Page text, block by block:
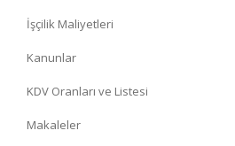
İşçilik Maliyetleri
Kanunlar
KDV Oranları ve Listesi
Makaleler